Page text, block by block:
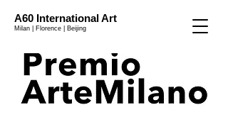
A60 International Art
Milan | Florence | Beijing